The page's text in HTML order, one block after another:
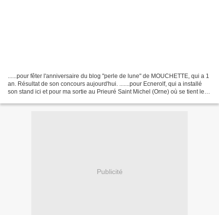
......pour fêter l'anniversaire du blog "perle de lune" de MOUCHETTE, qui a 1
an. Résultat de son concours aujourd'hui. .......pour Ecnerolf, qui a installé
son stand ici et pour ma sortie au Prieuré Saint Michel (Orne) où se tient le
Publicité